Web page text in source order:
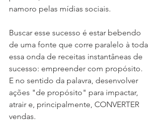
namoro pelas mídias sociais.
Buscar esse sucesso é estar bebendo
de uma fonte que corre paralelo à toda
essa onda de receitas instantâneas de
sucesso: empreender com propósito.
E no sentido da palavra, desenvolver
ações "de propósito" para impactar,
atrair e, principalmente, CONVERTER
vendas.